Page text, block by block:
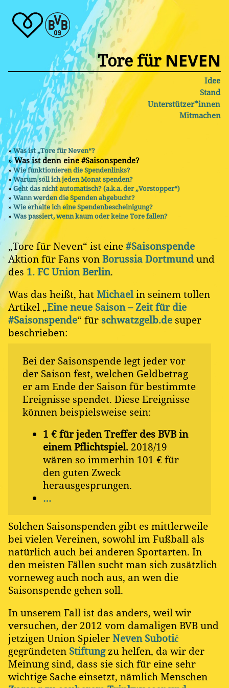
Tore fürNEVEN
Idee
Stand
Unterstützer*innen
Mitmachen
Was ist „Tore für Neven“?
Was ist denn eine #Saisonspende?
Wie funktionieren die Spendenlinks?
Warum soll ich jeden Monat spenden?
Geht das nicht automatisch? (a.k.a. der „Vorstopper“)
Wann werden die Spenden abgebucht?
Wie erhalte ich eine Spendenbescheinigung?
Was passiert, wenn kaum oder keine Tore fallen?
„Tore für Neven“ ist eine #Saisonspende
Aktion für Fans von Borussia Dortmund und
des1. FC Union Berlin.
Was das heißt, hat Michaelin seinem tollen
Artikel „Eine neue Saison – Zeit für die
#Saisonspende“ für schwatzgelb.de super
beschrieben:
Bei der Saisonspende legt jeder vor
der Saison fest, welchen Geldbetrag
er am Ende der Saison für bestimmte
Ereignisse spendet. Diese Ereignisse
können beispielsweise sein:
1 € für jeden Treffer des BVB in
einem Pflichtspiel. 2018/19
wären so immerhin 101 € für
den guten Zweck
herausgesprungen.
…
Solchen Saisonspenden gibt es mittlerweile
bei vielen Vereinen, sowohl im Fußball als
natürlich auch bei anderen Sportarten. In
den meisten Fällen sucht man sich zusätzlich
vorneweg auch noch aus, an wen die
Saisonspende gehen soll.
In unserem Fall ist das anders, weil wir
versuchen, der 2012 vom damaligen BVB und
jetzigen Union Spieler Neven Subotić
gegründeten Stiftungzu helfen, da wir der
Meinung sind, dass sie sich für eine sehr
wichtige Sache einsetzt, nämlich Menschen